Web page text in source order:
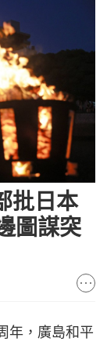
批日本
圖謀突
年，廣島和平